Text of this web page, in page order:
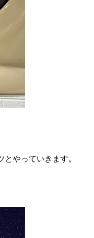
やっていきます。